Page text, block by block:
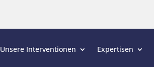
Unsere Interventionen Expertisen